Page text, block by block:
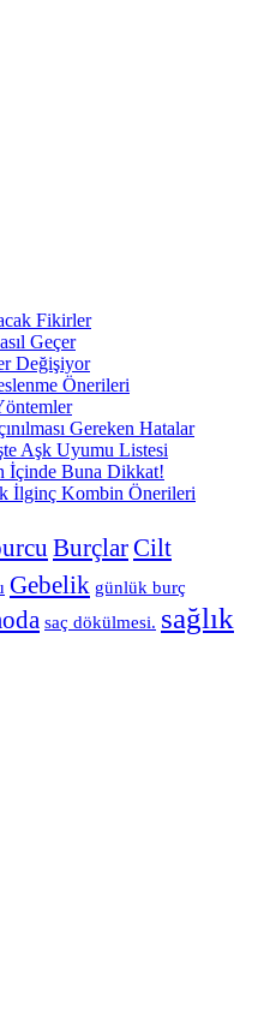
BurçlarCilt
Gebelik günlük burç
saç dökülmesi. sağlık